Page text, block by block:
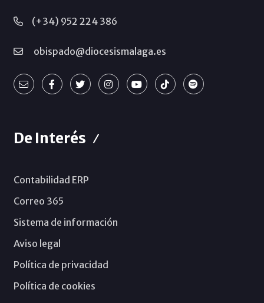
(+34) 952 224 386
obispado@diocesismalaga.es
De Interés
Contabilidad ERP
Correo 365
Sistema de información
Aviso legal
Política de privacidad
Política de cookies